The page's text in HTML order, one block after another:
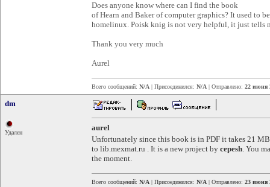
Does anyone know where can I find the book
of Hearn and Baker of computer graphics? It used to
homelinux. Poisk knig is not very helpful, it just tells
Thank you very much
Aurel
Всего сообщений: N/A | Присоединился: N/A | Отправлено: 22 июня
dm
Удален
aurel
Unfortunately since this book is in PDF it takes 21
to lib.mexmat.ru . It is a new project by cepesh. You
the moment.
Всего сообщений: N/A | Присоединился: N/A | Отправлено: 23 июня